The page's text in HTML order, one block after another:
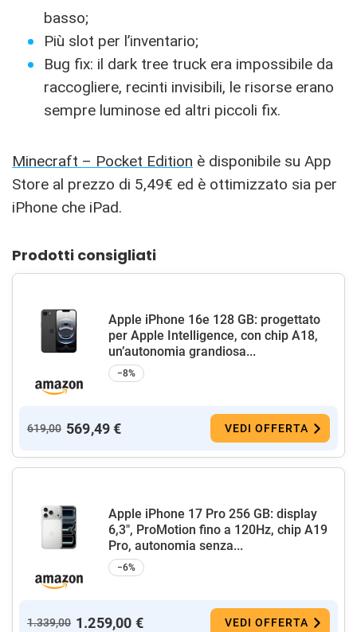
basso;
Più slot per l’inventario;
Bug fix: il dark tree truck era impossibile da
raccogliere, recinti invisibili, le risorse erano
sempre luminose ed altri piccoli fix.
Minecraft – Pocket Edition è disponibile su App
Store al prezzo di 5,49€ ed è ottimizzato sia per
iPhone che iPad.
Prodotti consigliati
Apple iPhone 16e 128 GB: progettato
per Apple Intelligence, con chip A18,
un’autonomia grandiosa...
−8%
619,00 569,49 € VEDI OFFERTA
Apple iPhone 17 Pro 256 GB: display
6,3", ProMotion fino a 120Hz, chip A19
Pro, autonomia senza...
−6%
1.339,00 1.259,00 € VEDI OFFERTA